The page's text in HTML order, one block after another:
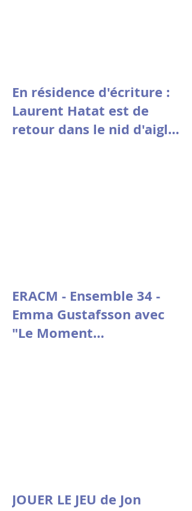
En résidence d'écriture :
Laurent Hatat est de
retour dans le nid d'aigle
ERACM - Ensemble 34 -
Emma Gustafsson avec
"Le Moment
JOUER LE JEU de Jon